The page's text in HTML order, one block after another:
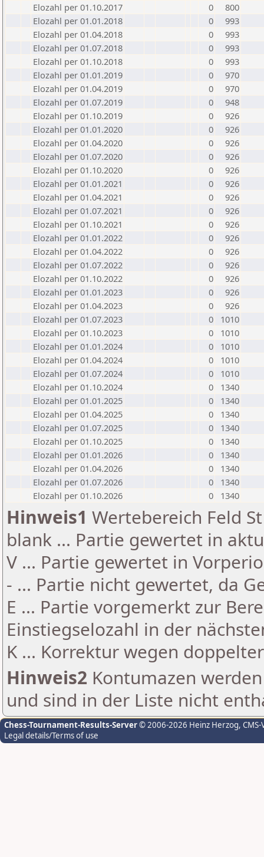
Elozahl per 01.10.2017
0
800
Elozahl per 01.01.2018
0
993
Elozahl per 01.04.2018
0
993
Elozahl per 01.07.2018
0
993
Elozahl per 01.10.2018
0
993
Elozahl per 01.01.2019
0
970
Elozahl per 01.04.2019
0
970
Elozahl per 01.07.2019
0
948
Elozahl per 01.10.2019
0
926
Elozahl per 01.01.2020
0
926
Elozahl per 01.04.2020
0
926
Elozahl per 01.07.2020
0
926
Elozahl per 01.10.2020
0
926
Elozahl per 01.01.2021
0
926
Elozahl per 01.04.2021
0
926
Elozahl per 01.07.2021
0
926
Elozahl per 01.10.2021
0
926
Elozahl per 01.01.2022
0
926
Elozahl per 01.04.2022
0
926
Elozahl per 01.07.2022
0
926
Elozahl per 01.10.2022
0
926
Elozahl per 01.01.2023
0
926
Elozahl per 01.04.2023
0
926
Elozahl per 01.07.2023
0
1010
Elozahl per 01.10.2023
0
1010
Elozahl per 01.01.2024
0
1010
Elozahl per 01.04.2024
0
1010
Elozahl per 01.07.2024
0
1010
Elozahl per 01.10.2024
0
1340
Elozahl per 01.01.2025
0
1340
Elozahl per 01.04.2025
0
1340
Elozahl per 01.07.2025
0
1340
Elozahl per 01.10.2025
0
1340
Elozahl per 01.01.2026
0
1340
Elozahl per 01.04.2026
0
1340
Elozahl per 01.07.2026
0
1340
Elozahl per 01.10.2026
0 1340
Hinweis1 Wertebereich Feld
blank ... Partie gewertet in
V ... Partie gewertet in
- ... Partie nicht gewertet, da
E ... Partie vorgemerkt zur
Einstiegselozahl in der
K ... Korrektur wegen
Hinweis2 Kontumazen
und sind in der Liste nicht
Chess-Tournament-Results-Server© 2006-2026 Heinz Herzog,
Legal details/Terms of use